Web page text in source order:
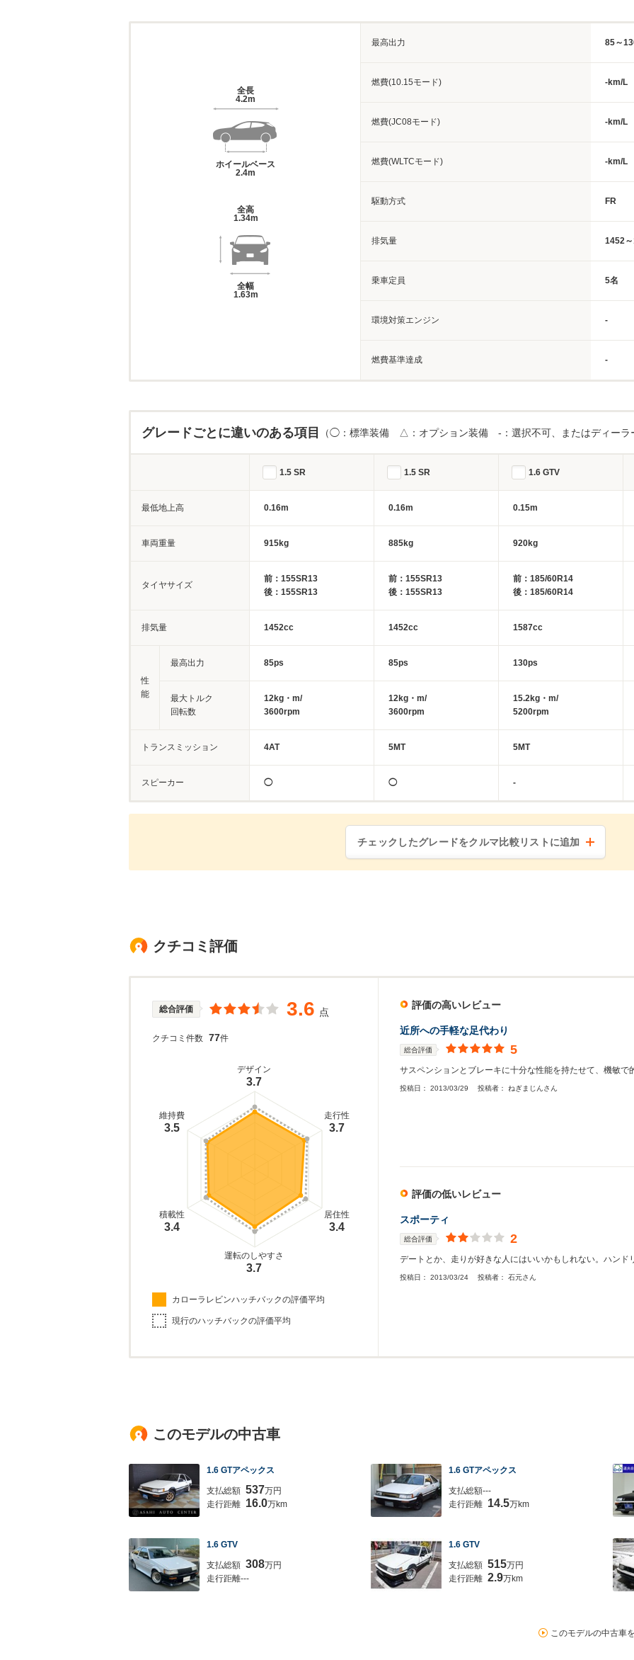
全長
4.2m
ホイールベース
2.4m
全高
1.34m
全幅
1.63m
最高出力 85～
燃費(10.15モード) -km/L
燃費(JC08モード) -km/L
燃費(WLTCモード) -km/L
駆動方式 FR
排気量 1452
乗車定員 5名
環境対策エンジン -
燃費基準達成 -
グレードごとに違いのある項目 （◯：標準装備 △：オプション装備 -：選択不可、またはディーラ
最低地上高
車両重量
タイヤサイズ
排気量
性
能
最高出力
最大トルク
回転数
トランスミッション
スピーカー
1.5 SR 1.5 SR 1.6 GTV
0.16m 0.16m 0.15m
915kg 885kg 920kg
前：155SR13
後：155SR13
前：155SR13
後：155SR13
前：185/60R14
後：185/60R14
1452cc 1452cc 1587cc
85ps 85ps 130ps
12kg・m/
3600rpm
12kg・m/
3600rpm
15.2kg・m/
5200rpm
4AT 5MT 5MT
◯ ◯ -
チェックしたグレードをクルマ比較リストに追加
クチコミ評価
総合評価 3.6 点
クチコミ件数 77件
デザイン
3.7
走行性
3.7
居住性
3.4
運転のしやすさ
3.7
積載性
3.4
維持費
3.5
カローラレビンハッチバックの評価平均
現行のハッチバックの評価平均
評価の高いレビュー
近所への手軽な足代わり
総合評価 5
サスペンションとブレーキに十分な性能を持たせて、機敏
投稿日： 2013/03/29 投稿者： ねぎまじんさん
評価の低いレビュー
スポーティ
総合評価 2
デートとか、走りが好きな人にはいいかもしれない。ハンド
投稿日： 2013/03/24 投稿者： 石元さん
このモデルの中古車
1.6 GTアペックス
支払総額 537万円
走行距離 16.0万km
1.6 GTアペックス
支払総額---
走行距離 14.5万km
1.6 GTV
支払総額 308万円
走行距離---
1.6 GTV
支払総額 515万円
走行距離 2.9万km
このモデルの中古車